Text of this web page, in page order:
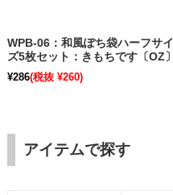
WPB-06：和風ぽち袋ハーフサイ
ズ5枚セット：きもちです〔OZ〕
¥286(税抜 ¥260)
アイテムで探す